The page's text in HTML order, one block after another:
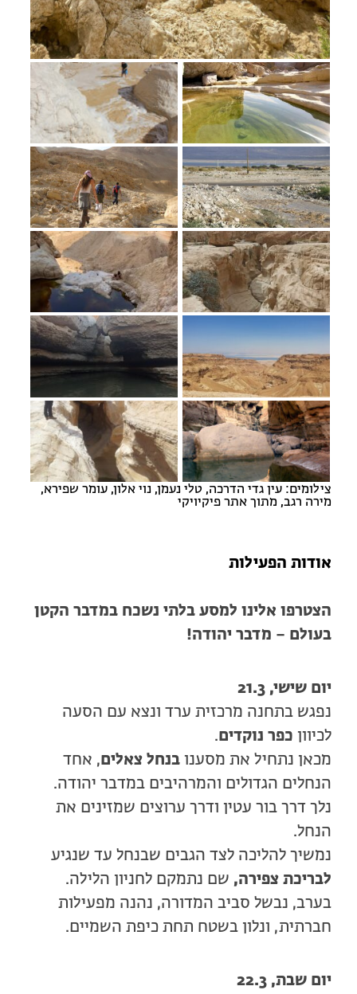
צילומים: עין גדי הדרכה, טלי נעמן, נוי אלון, עומר שפירא,
מירה רגב, מתוך אתר פיקיויקי
אודות הפעילות
הצטרפו אלינו למסע בלתי נשכח במדבר הקטן
בעולם – מדבר יהודה!
יום שישי, 21.3
נפגש בתחנה מרכזית ערד ונצא עם הסעה
לכיוון כפר נוקדים.
מכאן נתחיל את מסענו בנחל צאלים, אחד
הנחלים הגדולים והמרהיבים במדבר יהודה.
נלך דרך בור עטין ודרך ערוצים שמזינים את
הנחל.
נמשיך להליכה לצד הגבים שבנחל עד שנגיע
לבריכת צפירה, שם נתמקם לחניון הלילה.
בערב, נבשל סביב המדורה, נהנה מפעילות
חברתית, ונלון בשטח תחת כיפת השמיים.
יום שבת, 22.3